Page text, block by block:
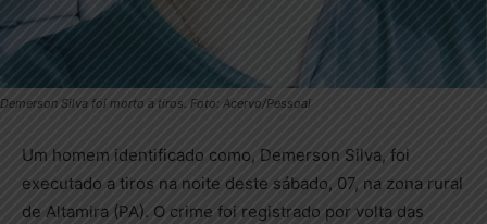
Demerson Silva foi morto a tiros. Foto: Acervo/Pessoal
Um homem identificado como, Demerson Silva, foi
executado a tiros na noite deste sábado, 07, na zona rural
de Altamira (PA). O crime foi registrado por volta das